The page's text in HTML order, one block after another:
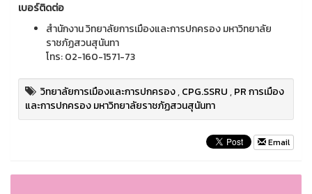
เบอร์ติดต่อ
สำนักงาน วิทยาลัยการเมืองและการปกครอง มหาวิทยาลัย
ราชภัฏสวนสุนันทา
โทร: 02-160-1571-73
วิทยาลัยการเมืองและการปกครอง,CPG.SSRU,PR การเมือง
และการปกครอง มหาวิทยาลัยราชภัฏสวนสุนันทา
Email